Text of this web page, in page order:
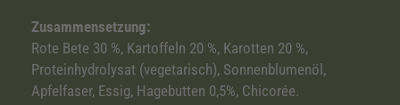
Zusammensetzung:
Rote Bete 30 %, Kartoffeln 20 %, Karotten 20 %,
Proteinhydrolysat (vegetarisch), Sonnenblumenöl,
Apfelfaser, Essig, Hagebutten 0,5%, Chicorée.